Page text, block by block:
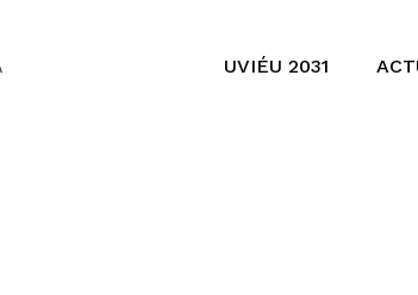
UVIÉU 2031